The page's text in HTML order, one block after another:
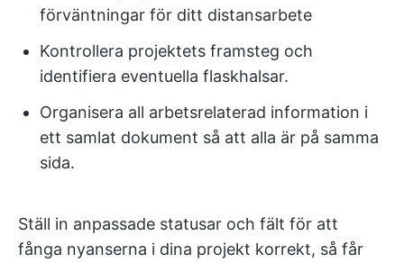
förväntningar för ditt distansarbete
Kontrollera projektets framsteg och
identifiera eventuella flaskhalsar.
Organisera all arbetsrelaterad information i
ett samlat dokument så att alla är på samma
sida.
Ställ in anpassade statusar och fält för att
fånga nyanserna i dina projekt korrekt, så får